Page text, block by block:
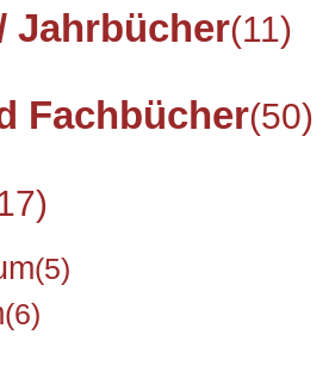
Jahrbücher(11)
Fachbücher(50)
(5)
(6)